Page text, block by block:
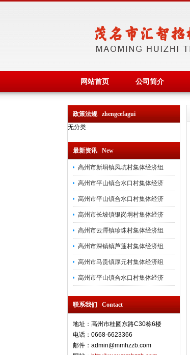
网站首页 公司简介
政策法规 zhengcefagui
无分类
最新资讯 New
高州市新垌镇凤坑村集体经济组
高州市平山镇合水口村集体经济
高州市平山镇合水口村集体经济
高州市长坡镇银岗垌村集体经济
高州市云潭镇珍珠村集体经济组
高州市深镇镇芦蓬村集体经济组
高州市马贵镇厚元村集体经济组
高州市平山镇合水口村集体经济
联系我们 Contact
地址：高州市桂圆东路C30栋6楼
电话：0668-6623366
邮件：admin@mmhzzb.com